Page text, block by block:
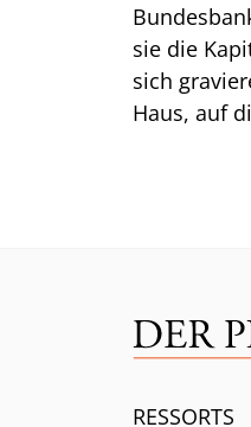
sie die
sich
Haus, auf
RESSORTS